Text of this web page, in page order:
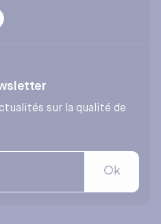
sur la qualité de
Ok